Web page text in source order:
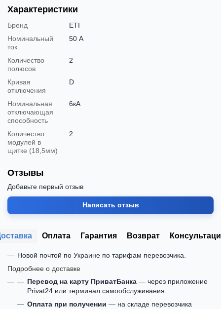
Характеристики
Бренд
ETI
Номинальный
ток
50 А
Количество
полюсов
2
Кривая
отключения
D
Номинальная
отключающая
способность
6кА
Количество
модулей в
щитке (18,5мм)
2
Отзывы
Добавьте первый отзыв
Написать отзыв
Оплата Гарантия Возврат
Новой почтой по Украине по тарифам перевозчика.
Подробнее о доставке
Перевод на карту ПриватБанка — через приложение
Privat24 или терминал самообслуживания.
Оплата при получении — на складе перевозчика